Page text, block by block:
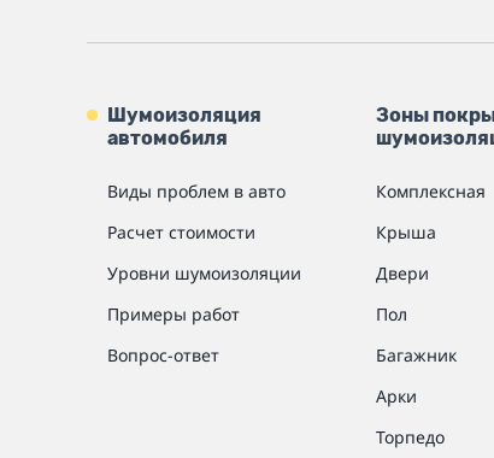
Шумоизоляция
автомобиля
Виды проблем в авто
Расчет стоимости
Уровни шумоизоляции
Примеры работ
Вопрос-ответ
Зоны
Комплексная
Крыша
Двери
Пол
Багажник
Арки
Торпедо